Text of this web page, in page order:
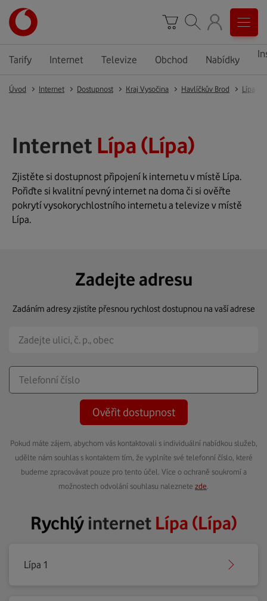
Tarify Internet Televize Obchod Nabídky
Úvod Internet Dostupnost Kraj Vysočina Havlíčkův Brod Lípa
Internet Lípa (Lípa)
Zjistěte si dostupnost připojení k internetu v místě Lípa.
Pořiďte si kvalitní pevný internet na doma či si ověřte
pokrytí vysokorychlostního internetu a televize v místě
Lípa.
Zadejte adresu
Zadáním adresy zjistíte přesnou rychlost dostupnou na vaší adrese
Ověřit dostupnost
Pokud máte zájem, abychom vás kontaktovali s individuální nabídkou služeb,
udělte nám souhlas s kontaktem tím, že vyplníte své telefonní číslo, které
budeme zpracovávat pouze pro tento účel. Více o ochraně soukromí a
možnostech odvolání souhlasu naleznete zde
Rychlýinternet Lípa (Lípa)
Lípa 1